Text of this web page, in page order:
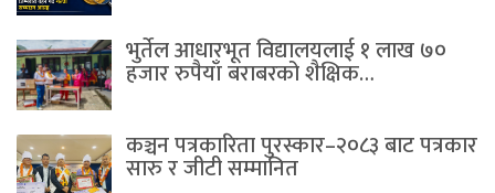
भुर्तेल आधारभूत विद्यालयलाई १ लाख ७०
हजार रुपैयाँ बराबरको शैक्षिक…
कञ्चन पत्रकारिता पुरस्कार–२०८३ बाट पत्रकार
सारु र जीटी सम्मानित